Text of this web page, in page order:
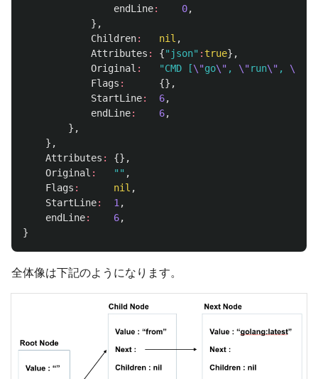
endLine: 0,
},
Children: nil ,
Attributes : {"json" : true},
Original : "CMD [\"go\" , \"run\" , \"
Flags :
{},
StartLine: 6,
endLine: 6,
},
},
Attributes :
{},
Original : "" ,
Flags : nil ,
StartLine: 1 ,
endLine: 6,
}
全体像は下記のようになります。